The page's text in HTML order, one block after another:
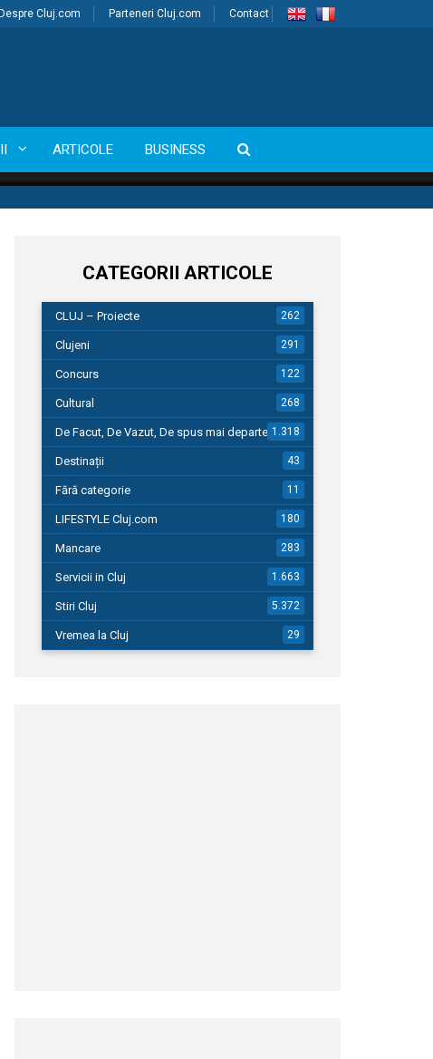
Despre Cluj.com Parteneri Cluj.com Contact
ARTICOLE BUSINESS
CATEGORII ARTICOLE
CLUJ – Proiecte 262
Clujeni 291
Concurs 122
Cultural 268
De Facut, De Vazut, De spus mai departe…1.318
Destinații 43
Fără categorie 11
LIFESTYLE Cluj.com 180
Mancare 283
Servicii in Cluj 1.663
Stiri Cluj 5.372
Vremea la Cluj 29